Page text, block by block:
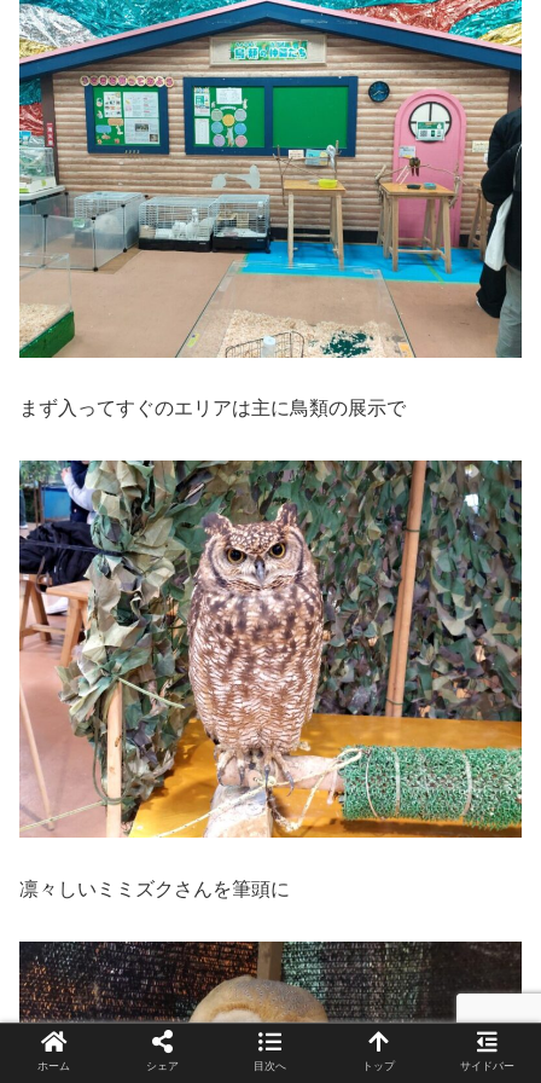
まず入ってすぐのエリアは主に鳥類の展示で
凛々しいミミズクさんを筆頭に
ホーム シェア 目次へ トップ サイドバー